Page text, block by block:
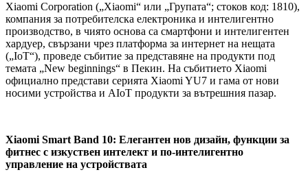
Xiaomi Corporation („Xiaomi“ или „Групата“; стоков код: 1810),
компания за потребителска електроника и интелигентно
производство, в чиято основа са смартфони и интелигентен
хардуер, свързани чрез платформа за интернет на нещата
(„IoT“), проведе събитие за представяне на продукти под
темата „New beginnings“ в Пекин. На събитието Xiaomi
официално представи серията Xiaomi YU7 и гама от нови
носими устройства и AIoT продукти за вътрешния пазар.
Xiaomi Smart Band 10: Елегантен нов дизайн, функции за
фитнес с изкуствен интелект и по-интелигентно
управление на устройствата